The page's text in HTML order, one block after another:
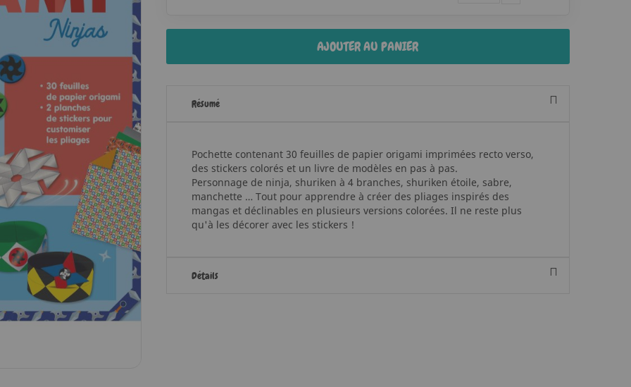
AJOUTER AU PANIER
Résumé
Pochette contenant 30 feuilles de papier origami imprimées recto verso,
des stickers colorés et un livre de modèles en pas à pas.
Personnage de ninja, shuriken à 4 branches, shuriken étoile, sabre,
manchette … Tout pour apprendre à créer des pliages inspirés des
mangas et déclinables en plusieurs versions colorées. Il ne reste plus
qu'à les décorer avec les stickers !
Détails